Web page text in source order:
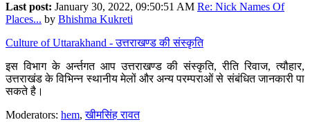
Last post: January 30, 2022, 09:50:51 AM Re: Nick Names Of
Places... by Bhishma Kukreti
Culture of Uttarakhand - उत्तराखण्ड की संस्कृति
इस विभाग के अर्न्तगत आप उत्तराखण्ड की संस्कृति, रीति रिवाज, त्यौहार,
उत्तराखंड के विभिन्न स्थानीय मेलों और अन्य परम्पराओं से संबंधित जानकारी पा
सकते है।
Moderators: hem,खीमसिंह रावत